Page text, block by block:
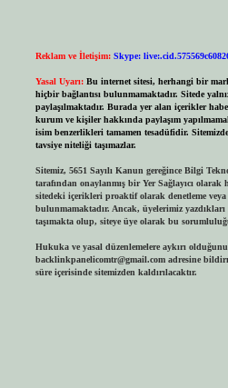
Reklam ve İletişim: Skype:
Yasal Uyarı: Bu internet sitesi, herhangi bir
hiçbir bağlantısı bulunmamaktadır. Sitede
paylaşılmaktadır. Burada yer alan içerikler
kurum ve kişiler hakkında paylaşım
isim benzerlikleri tamamen tesadüfidir.
tavsiye niteliği taşımazlar.
Sitemiz, 5651 Sayılı Kanun gereğince Bilgi
tarafından onaylanmış bir Yer Sağlayıcı olarak
sitedeki içerikleri proaktif olarak denetleme
bulunmamaktadır. Ancak, üyelerimiz
taşımakta olup, siteye üye olarak bu
Hukuka ve yasal düzenlemelere aykırı
backlinkpanelicomtr@gmail.comadresine
süre içerisinde sitemizden kaldırılacaktır.